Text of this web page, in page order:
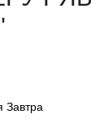
Завтра